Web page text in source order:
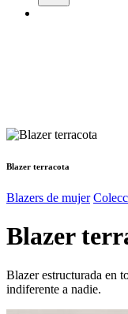
Blazer terracota
Blazers de mujer
Blazer
Blazer estructurada en
indiferente a nadie.